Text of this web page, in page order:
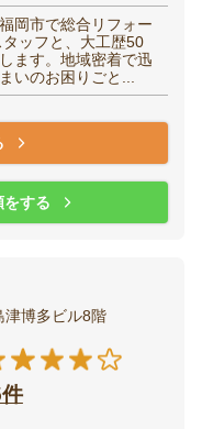
岡市で総合リフォー
ッフと、大工歴50
ます。地域密着で迅
いのお困りごと...
をする
津博多ビル8階